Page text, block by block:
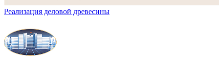
Реализация деловой древесины